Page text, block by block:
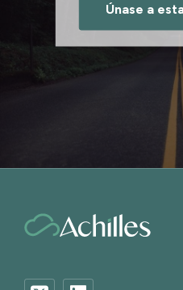
Únase a